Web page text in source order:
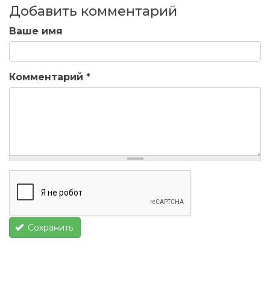
Добавить комментарий
Ваше имя
Комментарий *
Сохранить